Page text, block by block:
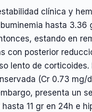
clínica y
hasta 3.36
estando en
con posterior
lento de corticoides.
(Cr 0.73 mg/
presenta un
11 gr en 24h e